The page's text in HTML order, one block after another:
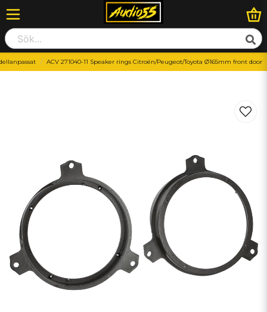
ACV 271040-11 Speaker rings Citroën/Peugeot/Toyota Ø165mm front door